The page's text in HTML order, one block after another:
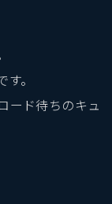
。
ード待ちのキュ